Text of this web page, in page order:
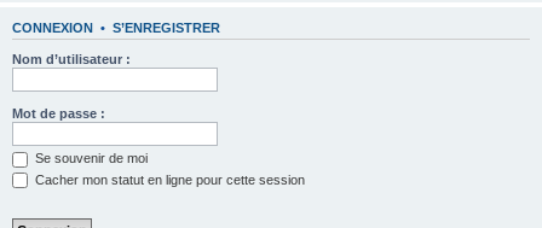
e
CONNEXION • S’ENREGISTRER
Nom d’utilisateur :
Mot de passe :
Se souvenir de moi
Cacher mon statut en ligne pour cette session